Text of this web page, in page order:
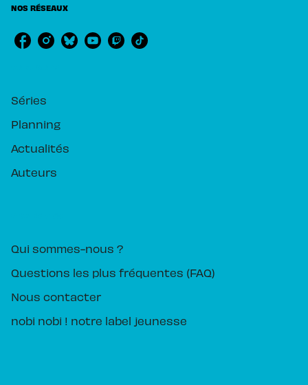
NOS RÉSEAUX
Séries
Planning
Actualités
Auteurs
Qui sommes-nous ?
Questions les plus fréquentes (FAQ)
Nous contacter
nobi nobi ! notre label jeunesse